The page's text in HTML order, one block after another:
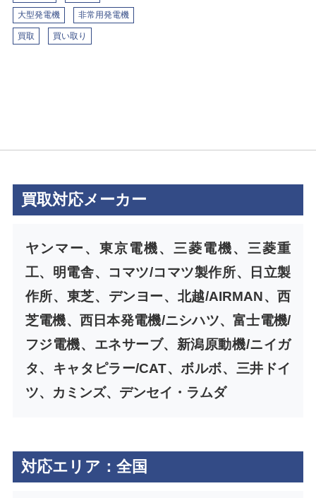
大型発電機 非常用発電機
買取 買い取り
買取対応メーカー
ヤンマー、東京電機、三菱電機、三菱重
工、明電舎、コマツ/コマツ製作所、日立製
作所、東芝、デンヨー、北越/AIRMAN、西
芝電機、西日本発電機/ニシハツ、富士電機/
フジ電機、エネサーブ、新潟原動機/ニイガ
タ、キャタピラー/CAT、ボルボ、三井ドイ
ツ、カミンズ、デンセイ・ラムダ
対応エリア：全国